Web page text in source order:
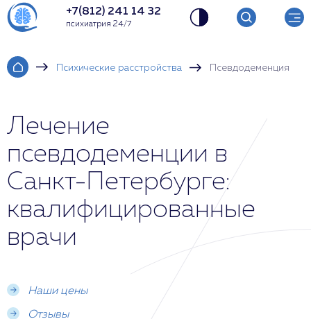
+7(812) 241 14 32
психиатрия 24/7
Психические расстройства Псевдодеменция
Лечение
псевдодеменции в
Санкт-Петербурге:
квалифицированные
врачи
Наши цены
Отзывы